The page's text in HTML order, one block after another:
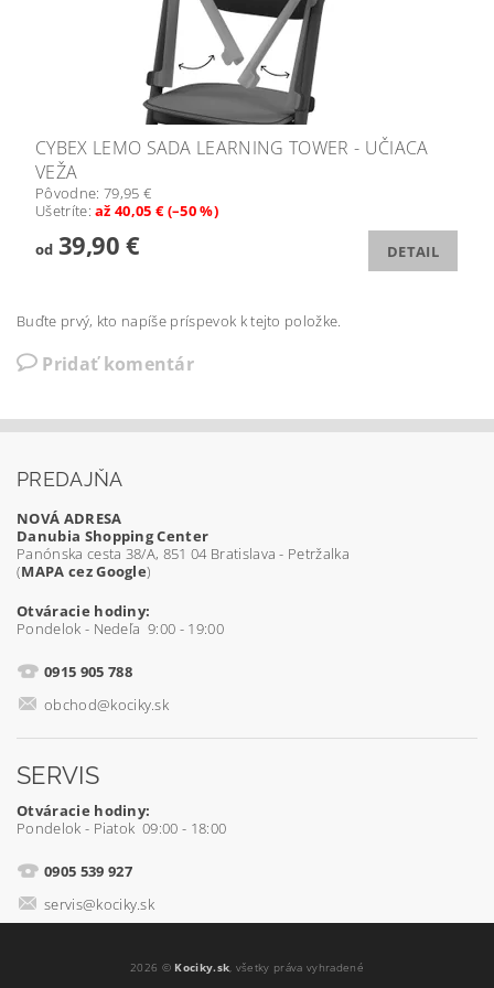
CYBEX LEMO SADA LEARNING TOWER - UČIACA
VEŽA
Pôvodne: 79,95 €
Ušetríte:až 40,05 € (–50 %)
od39,90 € DETAIL
Buďte prvý, kto napíše príspevok k tejto položke.
Pridať komentár
PREDAJŇA
NOVÁ ADRESA
Danubia Shopping Center
Panónska cesta 38/A, 851 04 Bratislava - Petržalka
(MAPA cez Google)
Otváracie hodiny:
Pondelok - Nedeľa 9:00 - 19:00
0915 905 788
obchod@kociky.sk
SERVIS
Otváracie hodiny:
Pondelok - Piatok 09:00 - 18:00
0905 539 927
servis@kociky.sk
2026 © Kociky.sk, všetky práva vyhradené